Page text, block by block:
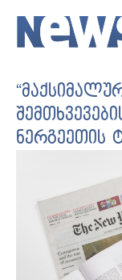
ნერგეეთის